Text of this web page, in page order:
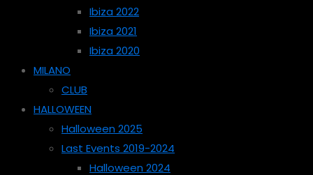
Ibiza 2022
Ibiza 2021
Ibiza 2020
MILANO
CLUB
HALLOWEEN
Halloween 2025
Last Events 2019-2024
Halloween 2024